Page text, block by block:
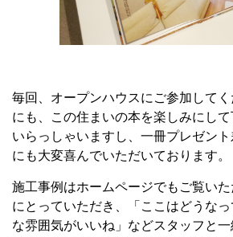
毎回、オープンハウスにご参加して
にも、この住まいの本を楽しみにし
いらっしゃいますし、一冊プレゼン
にも大変喜んでいただいております。
施工事例はホームページでもご覧い
にとっていただき、「ここはどうな
な雰囲気がいいね」などスタッフと